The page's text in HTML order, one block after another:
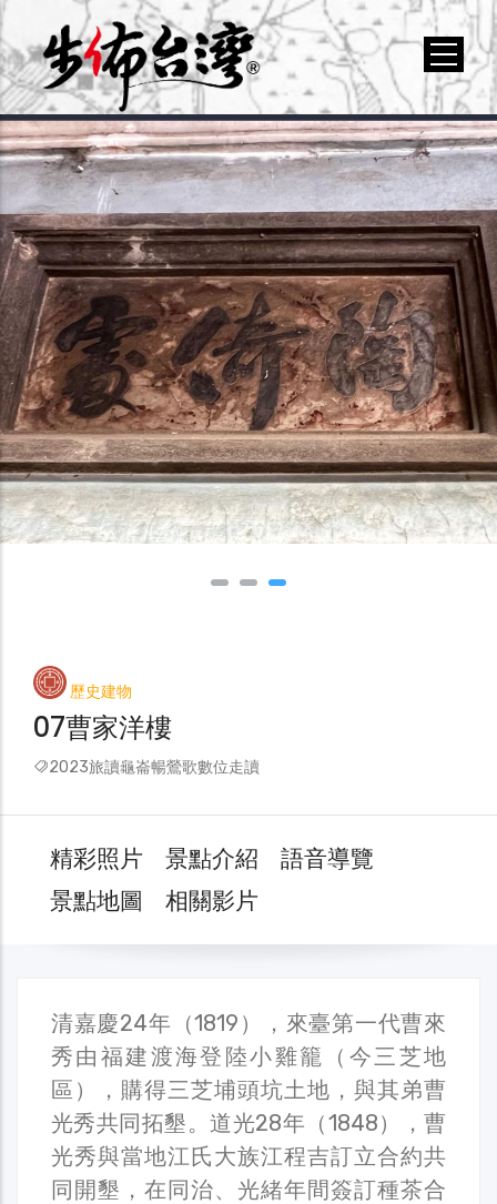
歷史建物
07曹家洋樓
2023旅讀龜崙暢鶯歌數位走讀
精彩照片 景點介紹
語音導覽
景點地圖
相關影片
清嘉慶24年（1819），來臺第一代曹來
秀由福建渡海登陸小雞籠（今三芝地
區），購得三芝埔頭坑土地，與其弟曹
光秀共同拓墾。道光28年（1848），曹
光秀與當地江氏大族江程吉訂立合約共
同開墾，在同治、光緒年間簽訂種茶合